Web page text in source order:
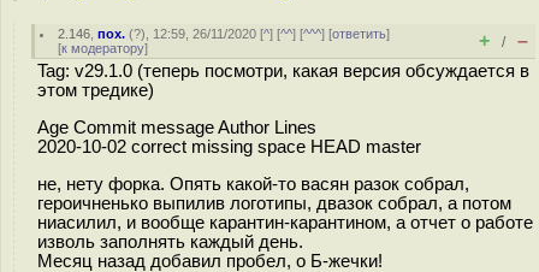
2.146 ,пох. (?), 12:59, 26/11/2020 [^] [^^] [^^^] [ответить]
[к модератору] + / –
Tag: v29.1.0 (теперь посмотри, какая версия обсуждается в
этом тредике)
Age Commit message Author Lines
2020-10-02 correct missing space HEAD master
не, нету форка. Опять какой-то васян разок собрал,
героичненько выпилив логотипы, двазок собрал, а потом
ниасилил, и вообще карантин-карантином, а отчет о работе
изволь заполнять каждый день.
Месяц назад добавил пробел, о Б-жечки!